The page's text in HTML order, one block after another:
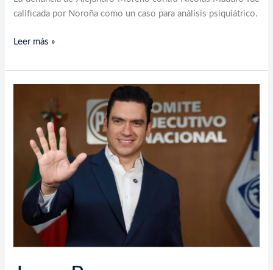
calificada por Noroña como un caso para análisis psiquiátrico.
Leer más »
contraataca:
Morena
querer
recursos”
del